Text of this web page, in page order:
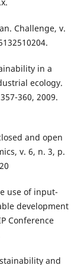
Challenge, v.
in a
ecology.
360, 2009.
and open
v. 6, n. 3, p.
use of input-
development
Conference
and